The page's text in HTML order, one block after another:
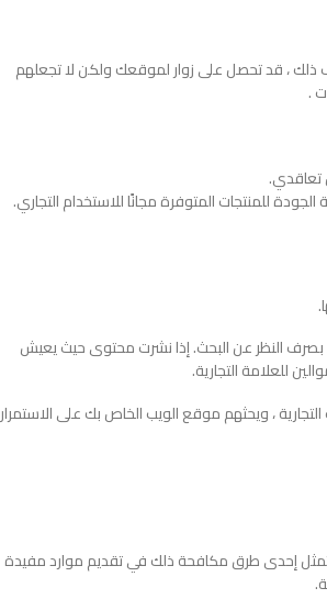
ذلك ، قد تحصل على زوار لموقعك ولكن لا تجعلهم
.
تعاقدي.
، بصرف النظر عن البحث. إذا نشرت محتوى حيث يعيش
للعلامة التجارية.
، ويحثهم موقع الويب الخاص بك على الاستمرار
تتمثل إحدى طرق مكافحة ذلك في تقديم موارد مفيدة